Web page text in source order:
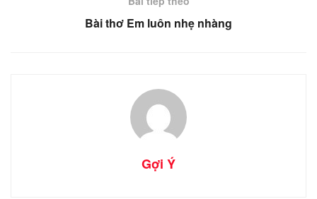
Bài thơ Em luôn nhẹ nhàng
Gợi Ý